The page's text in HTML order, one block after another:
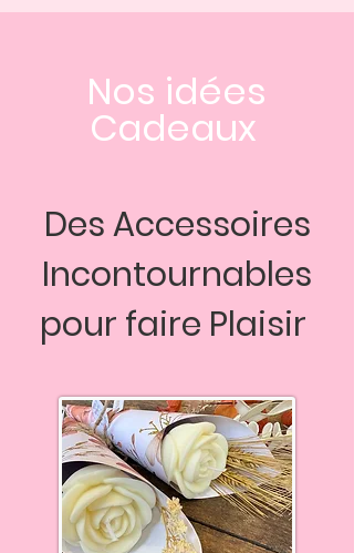
Nos idées
Cadeaux
Des Accessoires
Incontournables
pour faire Plaisir